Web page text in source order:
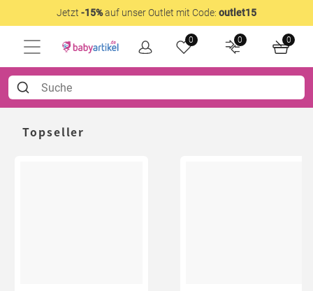
Jetzt -15%auf unser Outlet mit Code: outlet15
0 0 0
Topseller